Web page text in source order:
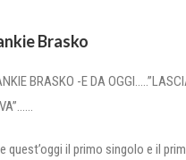
Brasko
BRASKO -E DA
quest’oggi il primo singolo e il